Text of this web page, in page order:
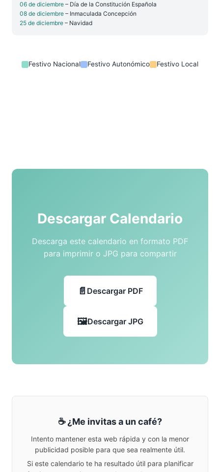
06 de diciembre – Día de la Constitución Española
08 de diciembre – Inmaculada Concepción
25 de diciembre – Navidad
Festivo Nacional Festivo Autonómico Festivo Local
Descargar Calendario
Descarga este calendario en formato PDF
para imprimir o JPG para compartir
Descargar PDF
Descargar JPG
☕ ¿Me invitas a un café?
Intento mantener esta web rápida y con la menor
publicidad posible para que sea realmente útil.
Si este calendario te ha resultado útil para planificar